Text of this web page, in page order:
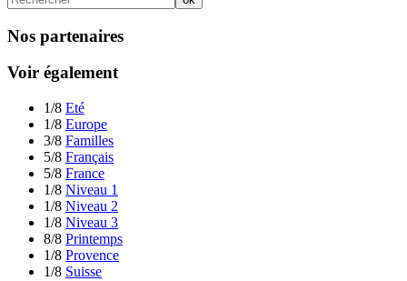
Nos partenaires
Voir également
1/8 Eté
1/8 Europe
3/8 Familles
5/8 Français
5/8 France
1/8 Niveau 1
1/8 Niveau 2
1/8 Niveau 3
8/8 Printemps
1/8 Provence
1/8 Suisse